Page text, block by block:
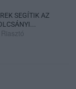
SEGÍTIK AZ
Riasztó